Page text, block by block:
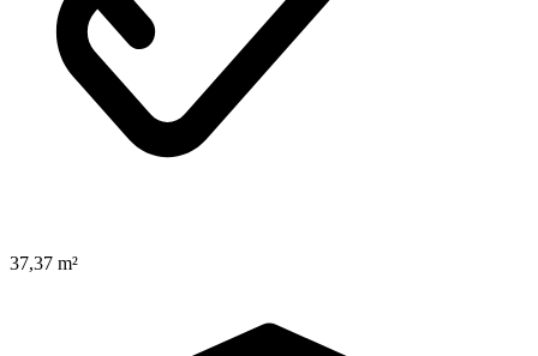
37,37 m²